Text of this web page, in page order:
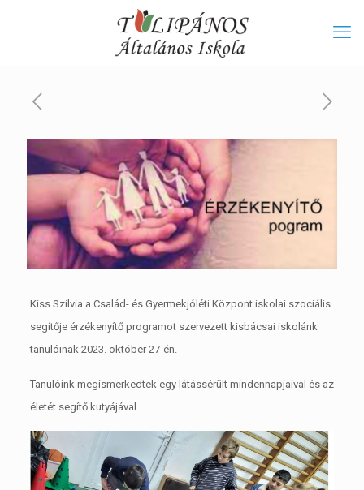
Kiss Szilvia a Család- és Gyermekjóléti Központ iskolai szociális
segítője érzékenyítő programot szervezett kisbácsai iskolánk
tanulóinak 2023. október 27-én.
Tanulóink megismerkedtek egy látássérült mindennapjaival és az
életét segítő kutyájával.